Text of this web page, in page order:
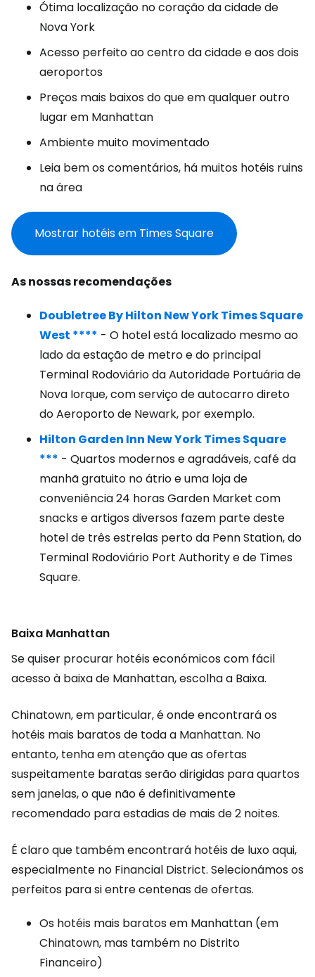
Ótima localização no coração da cidade de
Nova York
Acesso perfeito ao centro da cidade e aos dois
aeroportos
Preços mais baixos do que em qualquer outro
lugar em Manhattan
Ambiente muito movimentado
Leia bem os comentários, há muitos hotéis ruins
na área
Mostrar hotéis em Times Square
As nossas recomendações
Doubletree By Hilton New York Times Square
West **** - O hotel está localizado mesmo ao
lado da estação de metro e do principal
Terminal Rodoviário da Autoridade Portuária de
Nova Iorque, com serviço de autocarro direto
do Aeroporto de Newark, por exemplo.
Hilton Garden Inn New York Times Square
*** - Quartos modernos e agradáveis, café da
manhã gratuito no átrio e uma loja de
conveniência 24 horas Garden Market com
snacks e artigos diversos fazem parte deste
hotel de três estrelas perto da Penn Station, do
Terminal Rodoviário Port Authority e de Times
Square.
Baixa Manhattan
Se quiser procurar hotéis económicos com fácil
acesso à baixa de Manhattan, escolha a Baixa.
Chinatown, em particular, é onde encontrará os
hotéis mais baratos de toda a Manhattan. No
entanto, tenha em atenção que as ofertas
suspeitamente baratas serão dirigidas para quartos
sem janelas, o que não é definitivamente
recomendado para estadias de mais de 2 noites.
É claro que também encontrará hotéis de luxo aqui,
especialmente no Financial District. Selecionámos os
perfeitos para si entre centenas de ofertas.
Os hotéis mais baratos em Manhattan (em
Chinatown, mas também no Distrito
Financeiro)